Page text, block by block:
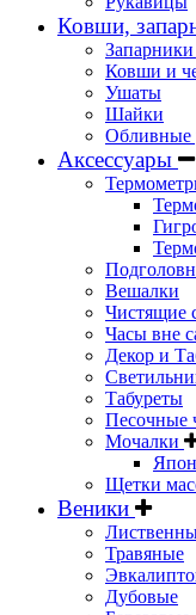
Ковши,
Ковши и
Ушаты
Шайки
Обливные
Аксессуары
Вешалки
Чистящие
Часы вне
Декор и
Табуреты
Песочные
Мочалки
Щетки
Веники
Травяные
Дубовые